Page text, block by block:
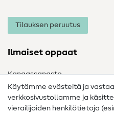
Tilauksen peruutus
Ilmaiset oppaat
Kangassanasto
Ompelusanasto
Ompeluohjeet
Käytämme evästeitä ja
verkkosivustollamme ja
vierailijoiden henkilötietoja